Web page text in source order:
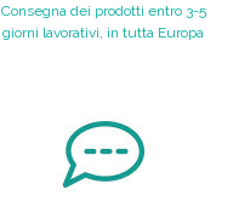
Consegna dei prodotti entro 3-5
giorni lavorativi, in tutta Europa